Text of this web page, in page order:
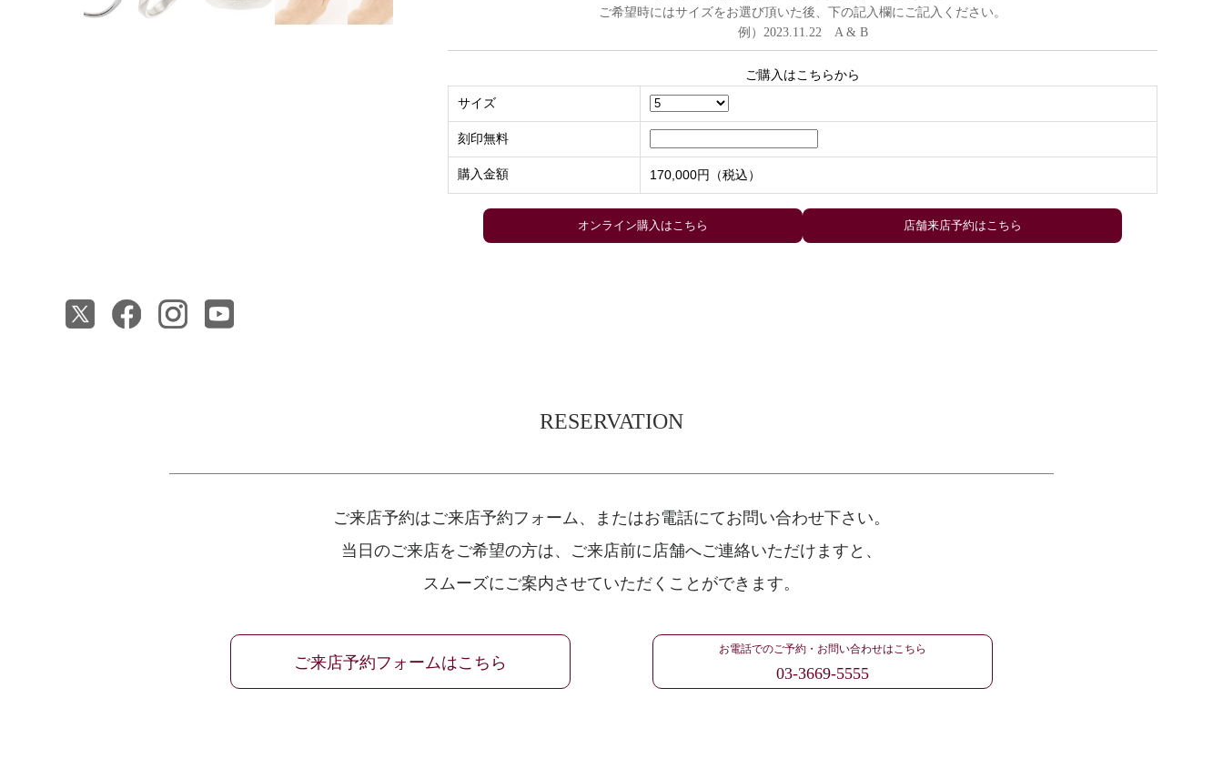
ご希望時にはサイズをお選び頂いた後、下の記入欄にご記入ください。
例）2023.11.22 A & B
ご購入はこちらから
サイズ
刻印無料
購入金額 170,000円（税込）
店舗来店予約はこちら
RESERVATION
ご来店予約はご来店予約フォーム、
またはお電話にてお問い合わせ下さい。
当日のご来店をご希望の方は、 ご来店前に店舗へご連絡いただけますと、
スムーズにご案内させていただくことができます。
ご来店予約フォームはこちら
お電話でのご予約・お問い合わせはこちら
03-3669-5555